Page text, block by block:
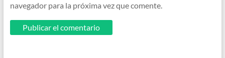
navegador para la próxima vez que comente.